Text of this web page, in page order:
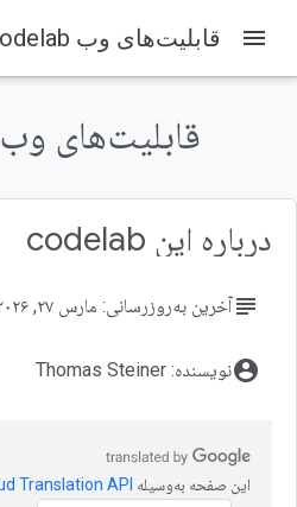
قابلیت‌های وب
آنچه خواهید ساخت
آنچه نیاز دارید
چگونه به codelab دسترسی پیدا کنیم
menu قابلیت‌های وب codelab
قابلیت‌های وب codelab
درباره این codelab
subjectآخرین به‌روزرسانی: مارس ۲۷, ۲۰۲۶
account_circleنویسنده: Thomas Steiner
این صفحه به‌وسیله